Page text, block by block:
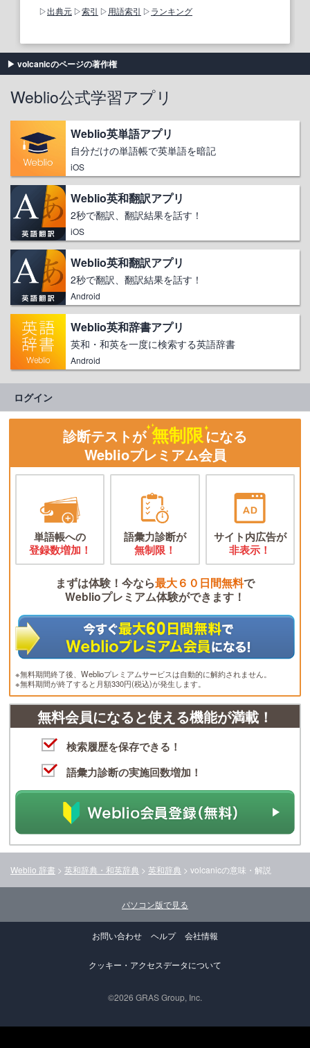
出典元 索引 用語索引 ランキング
volcanicのページの著作権
Weblio公式学習アプリ
Weblio英単語アプリ
自分だけの単語帳で英単語を暗記
iOS
Weblio英和翻訳アプリ
2秒で翻訳、翻訳結果を話す！
iOS
Weblio英和翻訳アプリ
2秒で翻訳、翻訳結果を話す！
Android
Weblio英和辞書アプリ
英和・和英を一度に検索する英語辞書
Android
ログイン
診断テストが 無制限になる
Weblioプレミアム会員
単語帳への
登録数増加！
語彙力診断が
無制限！
サイト内広告が
非表示！
まずは体験！今なら最大６０日間無料で
Weblioプレミアム体験ができます！
※無料期間終了後、Weblioプレミアムサービスは自動的に解約されません。
※無料期間が終了すると月額330円(税込)が発生します。
無料会員になると使える機能が満載！
検索履歴を保存できる！
語彙力診断の実施回数増加！
Weblio 辞書 > 英和辞典・和英辞典 > 英和辞典 > volcanicの意味・解説
パソコン版で見る
お問い合わせ ヘルプ 会社情報
クッキー・アクセスデータについて
©2026 GRAS Group, Inc.